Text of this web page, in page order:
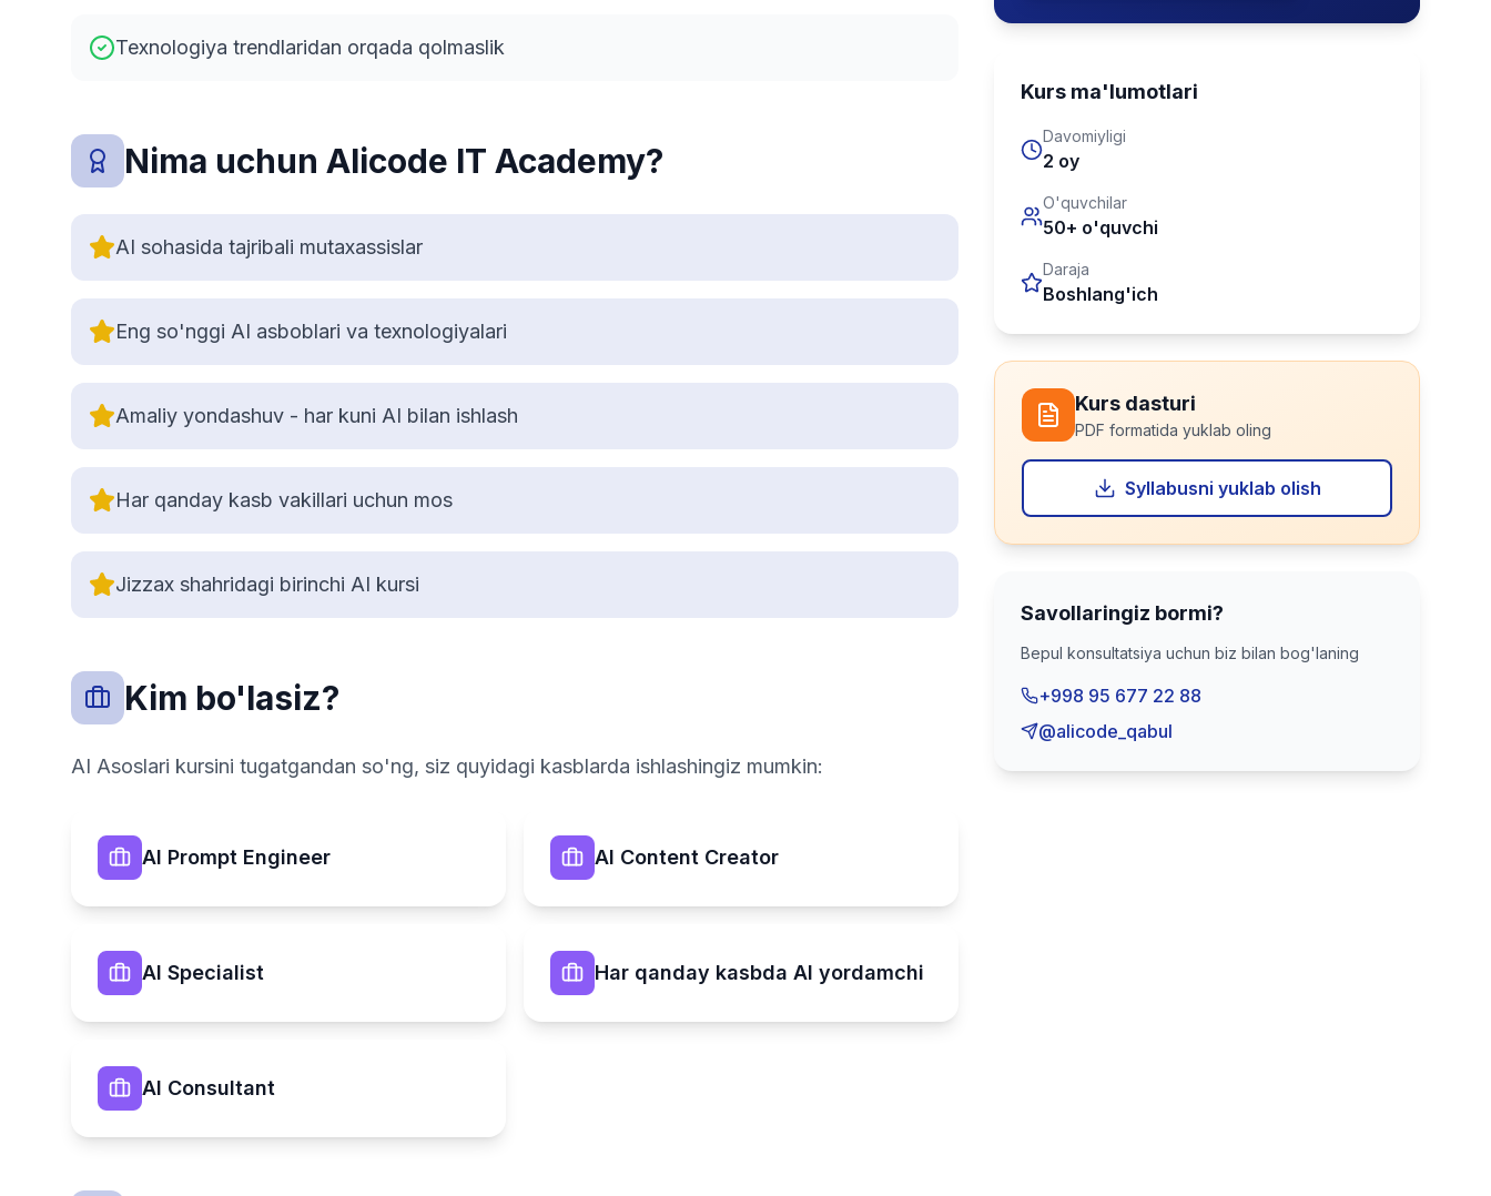
Texnologiya trendlaridan orqada qolmaslik
Nima uchun Alicode IT Academy?
AI sohasida tajribali mutaxassislar
Eng so'nggi AI asboblari va texnologiyalari
Amaliy yondashuv - har kuni AI bilan ishlash
Har qanday kasb vakillari uchun mos
Jizzax shahridagi birinchi AI kursi
Kim bo'lasiz?
AI Asoslari kursini tugatgandan so'ng, siz quyidagi kasblarda ishlashingiz mumkin:
AI Prompt Engineer AI Content Creator
AI Specialist Har qanday kasbda AI yordamchi
AI Consultant
Kurs ma'lumotlari
Davomiyligi
2 oy
O'quvchilar
50+ o'quvchi
Daraja
Boshlang'ich
Kurs dasturi
PDF formatida yuklab oling
Syllabusni yuklab olish
Savollaringiz bormi?
Bepul konsultatsiya uchun biz bilan bog'laning
+998 95 677 22 88
@alicode_qabul